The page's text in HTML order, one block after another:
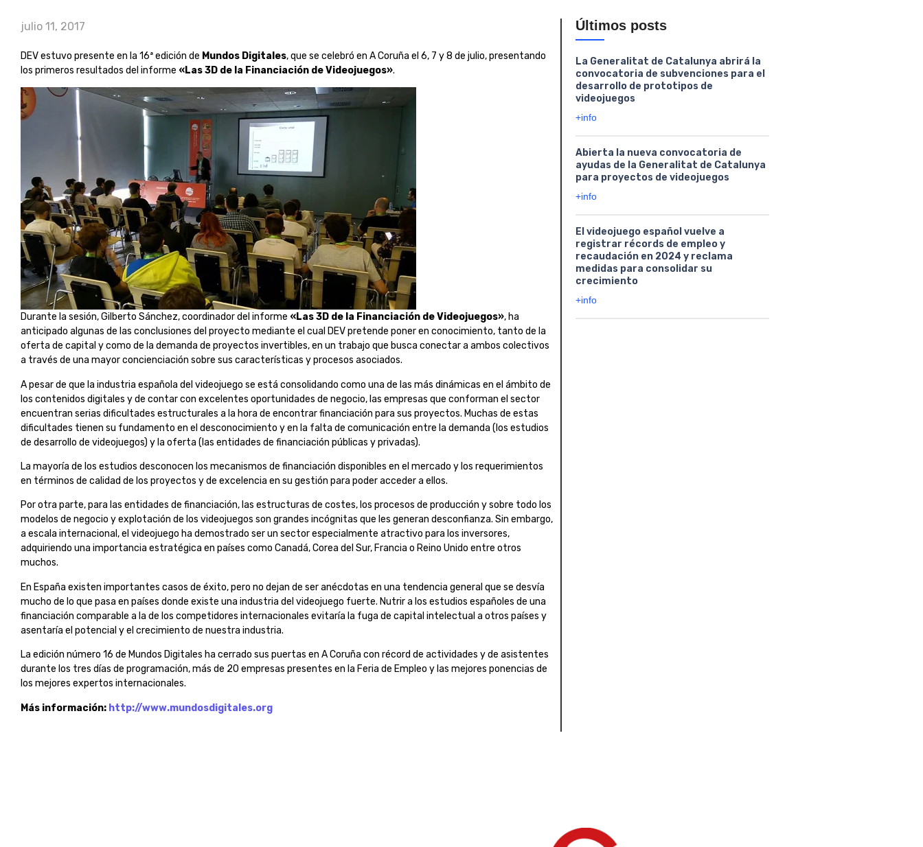
julio 11, 2017
DEV estuvo presente en la 16ª edición de Mundos Digitales, que se celebró en A Coruña el 6, 7 y 8 de julio, presentando
los primeros resultados del informe «Las 3D de la Financiación de Videojuegos».
Durante la sesión, Gilberto Sánchez, coordinador del informe «Las 3D de la Financiación de Videojuegos», ha
anticipado algunas de las conclusiones del proyecto mediante el cual DEV pretende poner en conocimiento, tanto de la
oferta de capital y como de la demanda de proyectos invertibles, en un trabajo que busca conectar a ambos colectivos
a través de una mayor concienciación sobre sus características y procesos asociados.
A pesar de que la industria española del videojuego se está consolidando como una de las más dinámicas en el ámbito de
los contenidos digitales y de contar con excelentes oportunidades de negocio, las empresas que conforman el sector
encuentran serias dificultades estructurales a la hora de encontrar financiación para sus proyectos. Muchas de estas
dificultades tienen su fundamento en el desconocimiento y en la falta de comunicación entre la demanda (los estudios
de desarrollo de videojuegos) y la oferta (las entidades de financiación públicas y privadas).
La mayoría de los estudios desconocen los mecanismos de financiación disponibles en el mercado y los requerimientos
en términos de calidad de los proyectos y de excelencia en su gestión para poder acceder a ellos.
Por otra parte, para las entidades de financiación, las estructuras de costes, los procesos de producción y sobre todo los
modelos de negocio y explotación de los videojuegos son grandes incógnitas que les generan desconfianza. Sin embargo,
a escala internacional, el videojuego ha demostrado ser un sector especialmente atractivo para los inversores,
adquiriendo una importancia estratégica en países como Canadá, Corea del Sur, Francia o Reino Unido entre otros
muchos.
En España existen importantes casos de éxito, pero no dejan de ser anécdotas en una tendencia general que se desvía
mucho de lo que pasa en países donde existe una industria del videojuego fuerte. Nutrir a los estudios españoles de una
financiación comparable a la de los competidores internacionales evitaría la fuga de capital intelectual a otros países y
asentaría el potencial y el crecimiento de nuestra industria.
La edición número 16 de Mundos Digitales ha cerrado sus puertas en A Coruña con récord de actividades y de asistentes
durante los tres días de programación, más de 20 empresas presentes en la Feria de Empleo y las mejores ponencias de
los mejores expertos internacionales.
Más información: http://www.mundosdigitales.org
Últimos posts
La Generalitat de Catalunya abrirá la
convocatoria de subvenciones para el
desarrollo de prototipos de
videojuegos
+info
Abierta la nueva convocatoria de
ayudas de la Generalitat de Catalunya
para proyectos de videojuegos
+info
El videojuego español vuelve a
registrar récords de empleo y
recaudación en 2024 y reclama
medidas para consolidar su
crecimiento
+info